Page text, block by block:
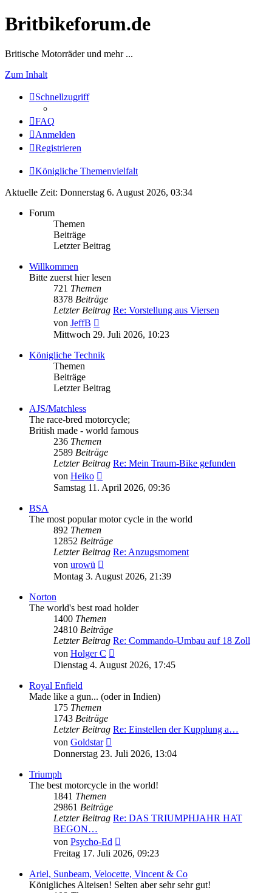
Britbikeforum.de
Britische Motorräder und mehr ...
Zum Inhalt
Schnellzugriff
FAQ
Anmelden
Registrieren
Königliche Themenvielfalt
Aktuelle Zeit: Donnerstag 6. August 2026, 03:34
Forum
Themen
Beiträge
Letzter Beitrag
Willkommen
Bitte zuerst hier lesen
721 Themen
8378 Beiträge
Letzter Beitrag Re: Vorstellung aus Viersen
von JeffB
Beitrag
Mittwoch 29. Juli 2026, 10:23
Königliche Technik
Themen
Beiträge
Letzter Beitrag
AJS/Matchless
The race-bred motorcycle;
British made - world famous
236 Themen
2589 Beiträge
Letzter Beitrag Re: Mein Traum-Bike gefunden
von Heiko
Beitrag
Samstag 11. April 2026, 09:36
BSA
The most popular motor cycle in the world
892 Themen
12852 Beiträge
Letzter Beitrag Re: Anzugsmoment
von urowü
Beitrag
Montag 3. August 2026, 21:39
Norton
The world's best road holder
1400 Themen
24810 Beiträge
Letzter Beitrag Re: Commando-Umbau auf 18 Zoll
von Holger C
Beitrag
Dienstag 4. August 2026, 17:45
Royal Enfield
Made like a gun... (oder in Indien)
175 Themen
1743 Beiträge
Letzter Beitrag Re: Einstellen der Kupplung a…
von Goldstar
Beitrag
Donnerstag 23. Juli 2026, 13:04
Triumph
The best motorcycle in the world!
1841 Themen
29861 Beiträge
Letzter Beitrag Re: DAS TRIUMPHJAHR HAT
BEGON…
von Psycho-Ed
Beitrag
Freitag 17. Juli 2026, 09:23
Ariel, Sunbeam, Velocette, Vincent & Co
Königliches Alteisen! Selten aber sehr sehr gut!